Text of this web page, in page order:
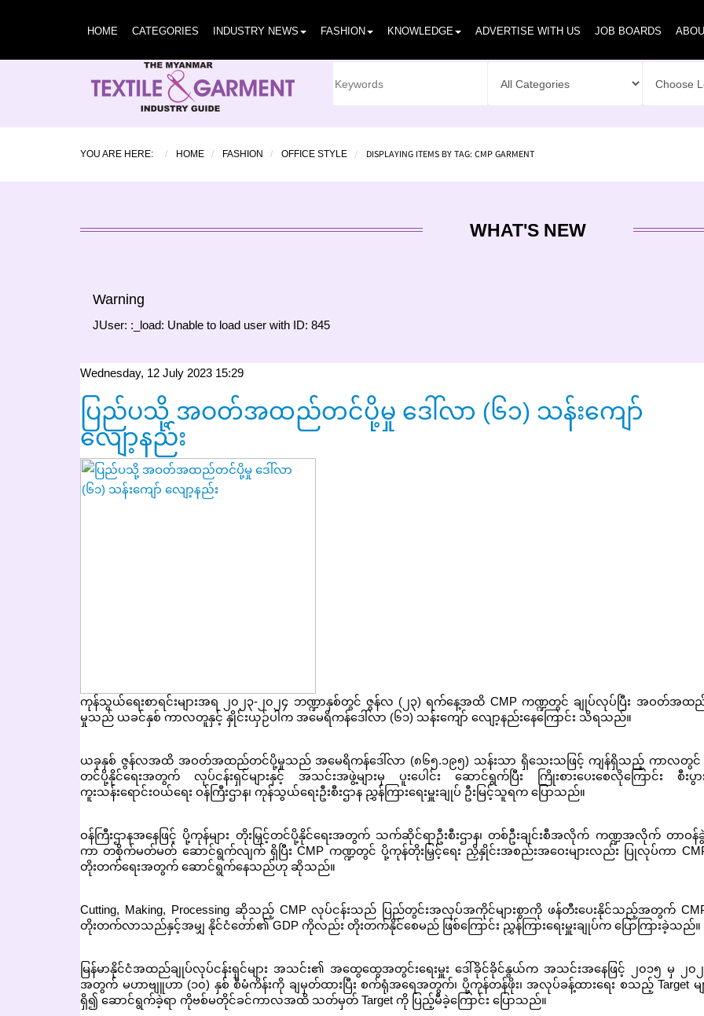
HOME CATEGORIES INDUSTRY NEWS FASHION KNOWLEDGE ADVERTISE WITH US JOB BOARDS
YOU ARE HERE: HOME FASHION OFFICE STYLE DISPLAYING ITEMS BY TAG: CMP GARMENT
WHAT'S NEW
Warning
JUser: :_load: Unable to load user with ID: 845
Wednesday, 12 July 2023 15:29
ပြည်ပသို့ အဝတ်အထည်တင်ပို့မှု ဒေါ်လာ (၆၁) သန်းကျော်
လျော့နည်း
ကုန်သွယ်ရေးစာရင်းများအရ ၂၀၂၃-၂၀၂၄ ဘဏ္ဍာနှစ်တွင် ဇွန်လ (၂၃) ရက်နေ့အထိ CMP ကဏ္ဍတွင် ချုပ်လုပ်ပြီး အဝတ်အထ
မှုသည် ယခင်နှစ် ကာလတူနှင့် နှိုင်းယှဉ်ပါက အမေရိကန်ဒေါ်လာ (၆၁) သန်းကျော် လျော့နည်းနေကြောင်း သိရသည်။
ယခုနှစ် ဇွန်လအထိ အဝတ်အထည်တင်ပို့မှုသည် အမေရိကန်ဒေါ်လာ (၈၆၅.၁၉၅) သန်းသာ ရှိသေးသဖြင့် ကျန်ရှိသည့် ကာလတွင်
တင်ပို့နိုင်ရေးအတွက် လုပ်ငန်းရှင်များနှင့် အသင်းအဖွဲ့များမှ ပူးပေါင်း ဆောင်ရွက်ပြီး ကြိုးစားပေးစေလိုကြောင်း စီးပွား
ကူးသန်းရောင်းဝယ်ရေး ဝန်ကြီးဌာန၊ ကုန်သွယ်ရေးဦးစီးဌာန ညွှန်ကြားရေးမှူးချုပ် ဦးမြင့်သူရက ပြောသည်။
ဝန်ကြီးဌာနအနေဖြင့် ပို့ကုန်များ တိုးမြှင့်တင်ပို့နိုင်ရေးအတွက် သက်ဆိုင်ရာဦးစီးဌာန၊ တစ်ဦးချင်းစီအလိုက် ကဏ္ဍအလိုက် တာဝန်ခွဲ
ကာ တစိုက်မတ်မတ် ဆောင်ရွက်လျက် ရှိပြီး CMP ကဏ္ဍတွင် ပို့ကုန်တိုးမြှင့်ရေး ညှိနှိုင်းအစည်းအဝေးများလည်း ပြုလုပ်ကာ
တိုးတက်ရေးအတွက် ဆောင်ရွက်နေသည်ဟု ဆိုသည်။
Cutting, Making, Processing ဆိုသည့် CMP လုပ်ငန်းသည် ပြည်တွင်းအလုပ်အကိုင်များစွာကို ဖန်တီးပေးနိုင်သည့်အတွက်
တိုးတက်လာသည်နှင့်အမျှ နိုင်ငံတော်၏ GDP ကိုလည်း တိုးတက်နိုင်စေမည် ဖြစ်ကြောင်း ညွှန်ကြားရေးမှူးချုပ်က ပြောကြားခဲ့သည်။
မြန်မာနိုင်ငံအထည်ချုပ်လုပ်ငန်းရှင်များ အသင်း၏ အထွေထွေအတွင်းရေးမှူး ဒေါ်ခိုင်ခိုင်နွယ်က အသင်းအနေဖြင့် ၂၀၁၅ မှ ၂၀
အတွက် မဟာဗျူဟာ (၁၀) နှစ် စီမံကိန်းကို ချမှတ်ထားပြီး စက်ရုံအရေအတွက်၊ ပို့ကုန်တန်ဖိုး၊ အလုပ်ခန့်ထားရေး စသည့် Target မျ
ရှိ၍ ဆောင်ရွက်ခဲ့ရာ ကိုဗစ်မတိုင်ခင်ကာလအထိ သတ်မှတ် Target ကို ပြည့်မီခဲ့ကြောင်း ပြောသည်။